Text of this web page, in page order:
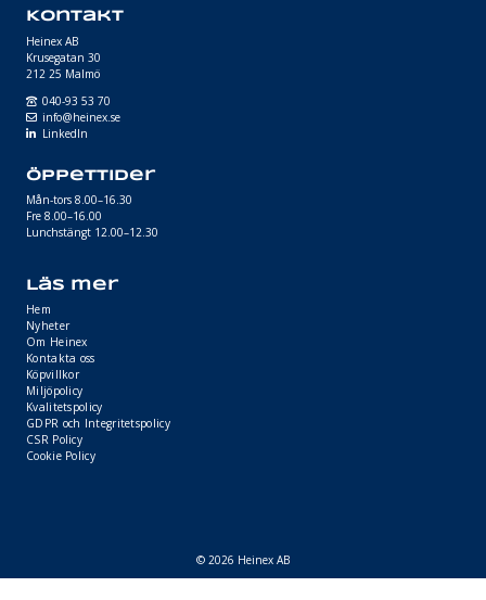
Kontakt
Heinex AB
Krusegatan 30
212 25 Malmö
040-93 53 70
info@heinex.se
LinkedIn
Öppettider
Mån-tors 8.00–16.30
Fre 8.00–16.00
Lunchstängt 12.00–12.30
Läs mer
Hem
Nyheter
Om Heinex
Kontakta oss
Köpvillkor
Miljöpolicy
Kvalitetspolicy
GDPR och Integritetspolicy
CSR Policy
Cookie Policy
© 2026 Heinex AB